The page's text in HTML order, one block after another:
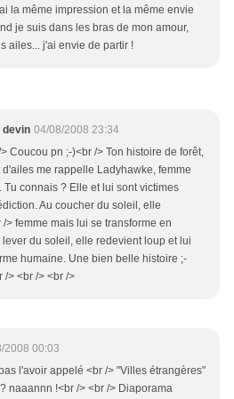
la même impression et la même envie
je suis dans les bras de mon amour,
ailes... j'ai envie de partir !
devin 04/08/2008 23:34
Coucou pn ;-)<br /> Ton histoire de forêt,
d'ailes me rappelle Ladyhawke, femme
Tu connais ? Elle et lui sont victimes
Au coucher du soleil, elle
> femme mais lui se transforme en
lever du soleil, elle redevient loup et lui
humaine. Une bien belle histoire ;-
/> <br /> <br />
2008 00:03
l'avoir appelé <br /> "Villes étrangères"
naaannn !<br /> <br /> Diaporama